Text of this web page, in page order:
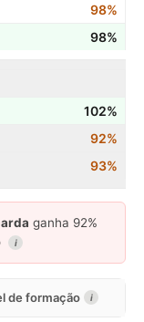
98%
98%
102%
92%
93%
ganha 92%
i
de formação i